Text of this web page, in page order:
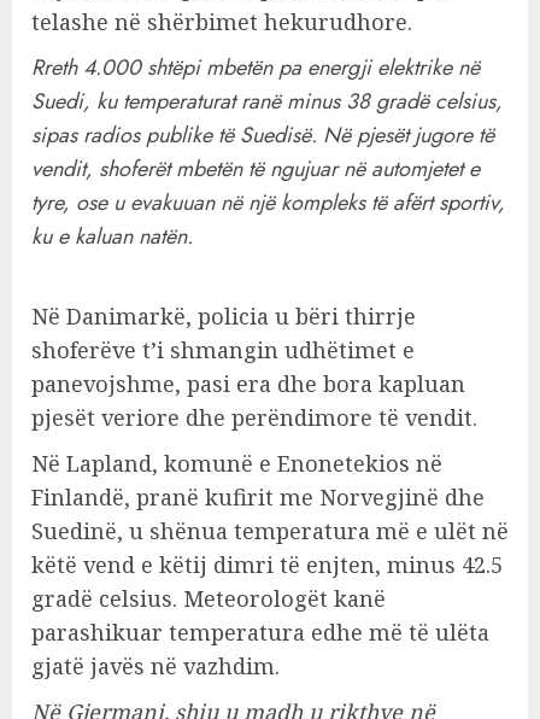
telashe në shërbimet hekurudhore.
Rreth 4.000 shtëpi mbetën pa energji elektrike në
Suedi, ku temperaturat ranë minus 38 gradë celsius,
sipas radios publike të Suedisë. Në pjesët jugore të
vendit, shoferët mbetën të ngujuar në automjetet e
tyre, ose u evakuuan në një kompleks të afërt sportiv,
ku e kaluan natën.
Në Danimarkë, policia u bëri thirrje
shoferëve t’i shmangin udhëtimet e
panevojshme, pasi era dhe bora kapluan
pjesët veriore dhe perëndimore të vendit.
Në Lapland, komunë e Enonetekios në
Finlandë, pranë kufirit me Norvegjinë dhe
Suedinë, u shënua temperatura më e ulët në
këtë vend e këtij dimri të enjten, minus 42.5
gradë celsius. Meteorologët kanë
parashikuar temperatura edhe më të ulëta
gjatë javës në vazhdim.
Në Gjermani, shiu u madh u rikthye në